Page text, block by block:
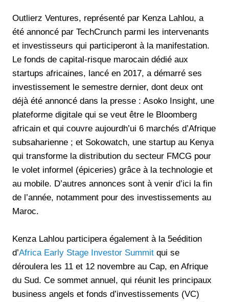
Outlierz Ventures, représenté par Kenza Lahlou, a
été annoncé par TechCrunch parmi les intervenants
et investisseurs qui participeront à la manifestation.
Le fonds de capital-risque marocain dédié aux
startups africaines, lancé en 2017, a démarré ses
investissement le semestre dernier, dont deux ont
déjà été annoncé dans la presse : Asoko Insight, une
plateforme digitale qui se veut être le Bloomberg
africain et qui couvre aujourdh’ui 6 marchés d’Afrique
subsaharienne ; et Sokowatch, une startup au Kenya
qui transforme la distribution du secteur FMCG pour
le volet informel (épiceries) grâce à la technologie et
au mobile. D’autres annonces sont à venir d’ici la fin
de l’année, notamment pour des investissements au
Maroc.
Kenza Lahlou participera également à la 5eédition
d’Africa Early Stage Investor Summit qui se
déroulera les 11 et 12 novembre au Cap, en Afrique
du Sud. Ce sommet annuel, qui réunit les principaux
business angels et fonds d’investissements (VC)